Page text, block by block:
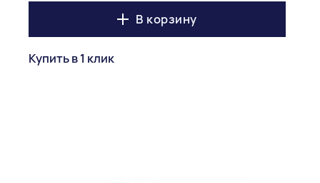
В корзину
Купить в 1 клик